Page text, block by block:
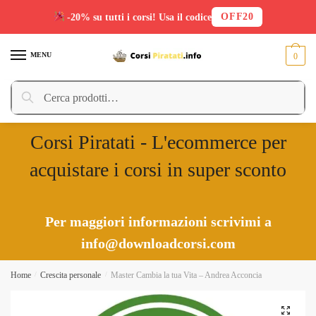
MENU
Cerca:
Cerca
0
Corsi Piratati - L'ecommerce per
acquistare i corsi in super sconto
Per maggiori informazioni scrivimi a
info@downloadcorsi.com
Home Crescita personale Master Cambia la tua Vita – Andrea Acconcia
-20% su tutti i corsi! Usa il codice OFF20